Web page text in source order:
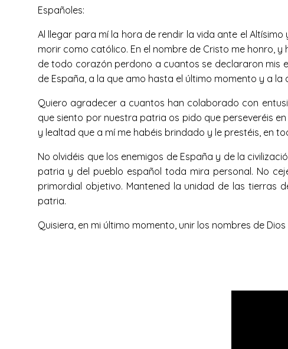
Españoles:
Al llegar para mí la hora de rendir la vida ante el
morir como católico. En el nombre de Cristo me honro,
de todo corazón perdono a cuantos se declararon mis
de España, a la que amo hasta el último momento y a
Quiero agradecer a cuantos han colaborado con
que siento por nuestra patria os pido que perseveréis
y lealtad que a mí me habéis brindado y le prestéis, en
No olvidéis que los enemigos de España y de la
patria y del pueblo español toda mira personal. No
primordial objetivo. Mantened la unidad de las tierras
patria.
Quisiera, en mi último momento, unir los nombres de